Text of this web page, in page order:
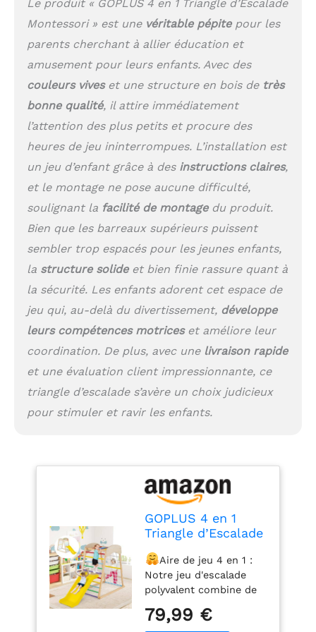
aux enfants de profiter
du plaisir de glisser
sans soucis. De plus, la
fonction de hauteur
enfants de passer des
modes faciles à des
modes plus stimulants
au fur et à mesure de
leur croissance et du
développement de leurs
compétences.
Sécurité avant tout: Le
bois épais de haute
qualité et les joints
construction stable et
robuste, conférant à ce
jouet d'escalade une
excellente durabilité et
une capacité de charge
élevée allant jusqu'à 50
kg. En outre, les bords
arrondis et les surfaces
sans bavures protègent
les enfants contre les
amusant et éducatif:
âgés de 1 an et plus.
Tout en s'amusant, ils
peuvent développer leur
motricité, améliorer leur
condition physique et
leur coordination des
mains et des pieds
Assemblage facile: Des
instructions détaillées
sont incluses pour vous
aider à assembler le
Le produit « GOPLUS 4 en 1 Triangle d’Escalade
Montessori » est une véritable pépitepour les
parents cherchant à allier éducation et
amusement pour leurs enfants. Avec des
couleurs viveset une structure en bois de très
bonne qualité, il attire immédiatement
l’attention des plus petits et procure des
heures de jeu ininterrompues. L’installation est
un jeu d’enfant grâce à des instructions claires,
et le montage ne pose aucune difficulté,
soulignant la facilité de montagedu produit.
Bien que les barreaux supérieurs puissent
sembler trop espacés pour les jeunes enfants,
la structure solideet bien finie rassure quant à
la sécurité. Les enfants adorent cet espace de
jeu qui, au-delà du divertissement, développe
leurs compétences motriceset améliore leur
coordination. De plus, avec une livraison rapide
et une évaluation client impressionnante, ce
triangle d’escalade s’avère un choix judicieux
pour stimuler et ravir les enfants.
GOPLUS 4 en 1
Triangle d’Escalade
Triangle Escalade
avec Toboggan et
Filet d’Escalade
Aire de Jeux
Montesorri, Charge
Aire de jeu 4 en 1 :
Notre jeu d'escalade
polyvalent combine de
toboggan, filet
79,99 €